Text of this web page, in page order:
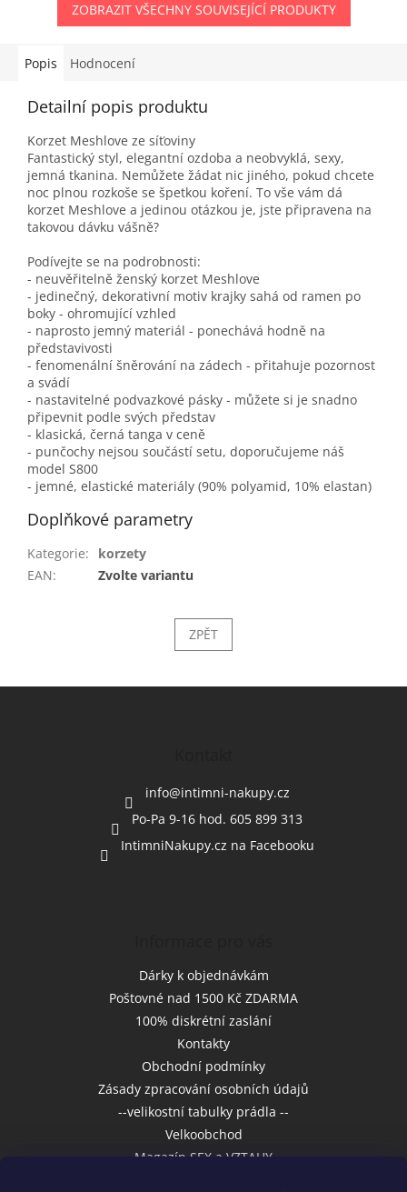
ZOBRAZIT VŠECHNY SOUVISEJÍCÍ PRODUKTY
Popis Hodnocení
Detailní popis produktu
Korzet Meshlove ze síťoviny
Fantastický styl, elegantní ozdoba a neobvyklá, sexy,
jemná tkanina. Nemůžete žádat nic jiného, pokud chcete
noc plnou rozkoše se špetkou koření. To vše vám dá
korzet Meshlove a jedinou otázkou je, jste připravena na
takovou dávku vášně?
Podívejte se na podrobnosti:
- neuvěřitelně ženský korzet Meshlove
- jedinečný, dekorativní motiv krajky sahá od ramen po
boky - ohromující vzhled
- naprosto jemný materiál - ponechává hodně na
představivosti
- fenomenální šněrování na zádech - přitahuje pozornost
a svádí
- nastavitelné podvazkové pásky - můžete si je snadno
připevnit podle svých představ
- klasická, černá tanga v ceně
- punčochy nejsou součástí setu, doporučujeme náš
model S800
- jemné, elastické materiály (90% polyamid, 10% elastan)
Doplňkové parametry
Kategorie:
korzety
EAN: Zvolte variantu
ZPĚT
info@intimni-nakupy.cz
Po-Pa 9-16 hod. 605 899 313
IntimniNakupy.cz na Facebooku
Dárky k objednávkám
Poštovné nad 1500 Kč ZDARMA
100% diskrétní zaslání
Kontakty
Obchodní podmínky
Zásady zpracování osobních údajů
--velikostní tabulky prádla --
Velkoobchod
Magazín SEX a VZTAHY